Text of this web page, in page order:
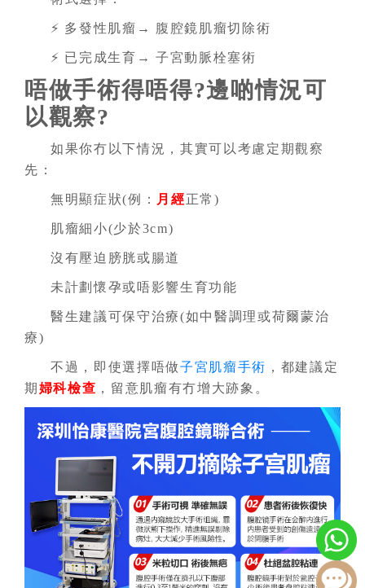
⚡ 多發性肌瘤→ 腹腔鏡肌瘤切除術
⚡ 已完成生育→ 子宮動脈栓塞術
唔做手術得唔得?邊啲情況可
以觀察?
如果你冇以下情況，其實可以考慮定期觀察
先：
無明顯症狀(例： 月經正常)
肌瘤細小(少於3cm)
沒有壓迫膀胱或腸道
未計劃懷孕或唔影響生育功能
醫生建議可保守治療(如中醫調理或荷爾蒙治
療)
不過，即使選擇唔做子宮肌瘤手術 ，都建議定
期 婦科檢查 ，留意肌瘤有冇增大跡象。